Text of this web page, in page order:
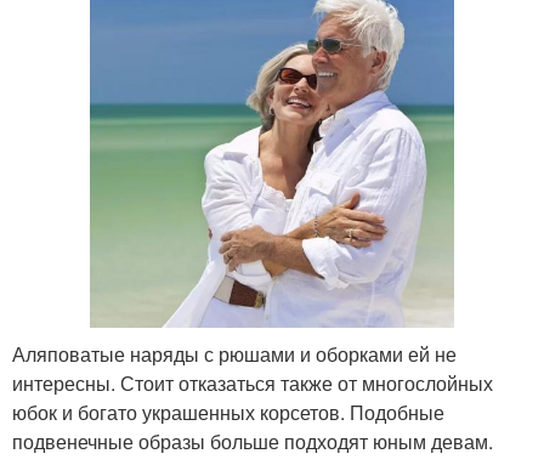
Аляповатые наряды с рюшами и оборками ей не
интересны. Стоит отказаться также от многослойных
юбок и богато украшенных корсетов. Подобные
подвенечные образы больше подходят юным девам.